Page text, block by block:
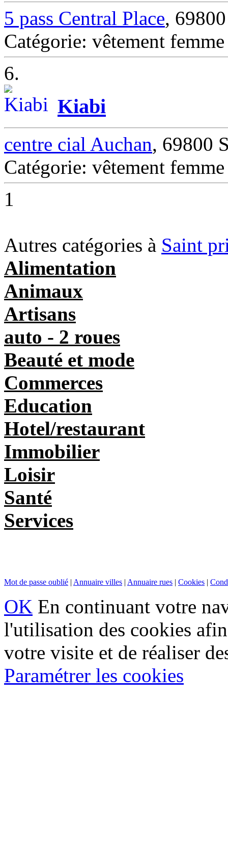
5 pass Central Place,
Catégorie: vêtement
6.
Kiabi
centre cial Auchan, 69800
Catégorie: vêtement
1
Autres catégories à Saint
Alimentation
Animaux
Artisans
auto - 2 roues
Beauté et mode
Commerces
Education
Hotel/restaurant
Immobilier
Loisir
Santé
Services
Mot de passe oublié | Annuaire villes | Annuaire rues | Cookies |
OK En continuant votre
l'utilisation des cookies
votre visite et de réaliser
Paramétrer les cookies